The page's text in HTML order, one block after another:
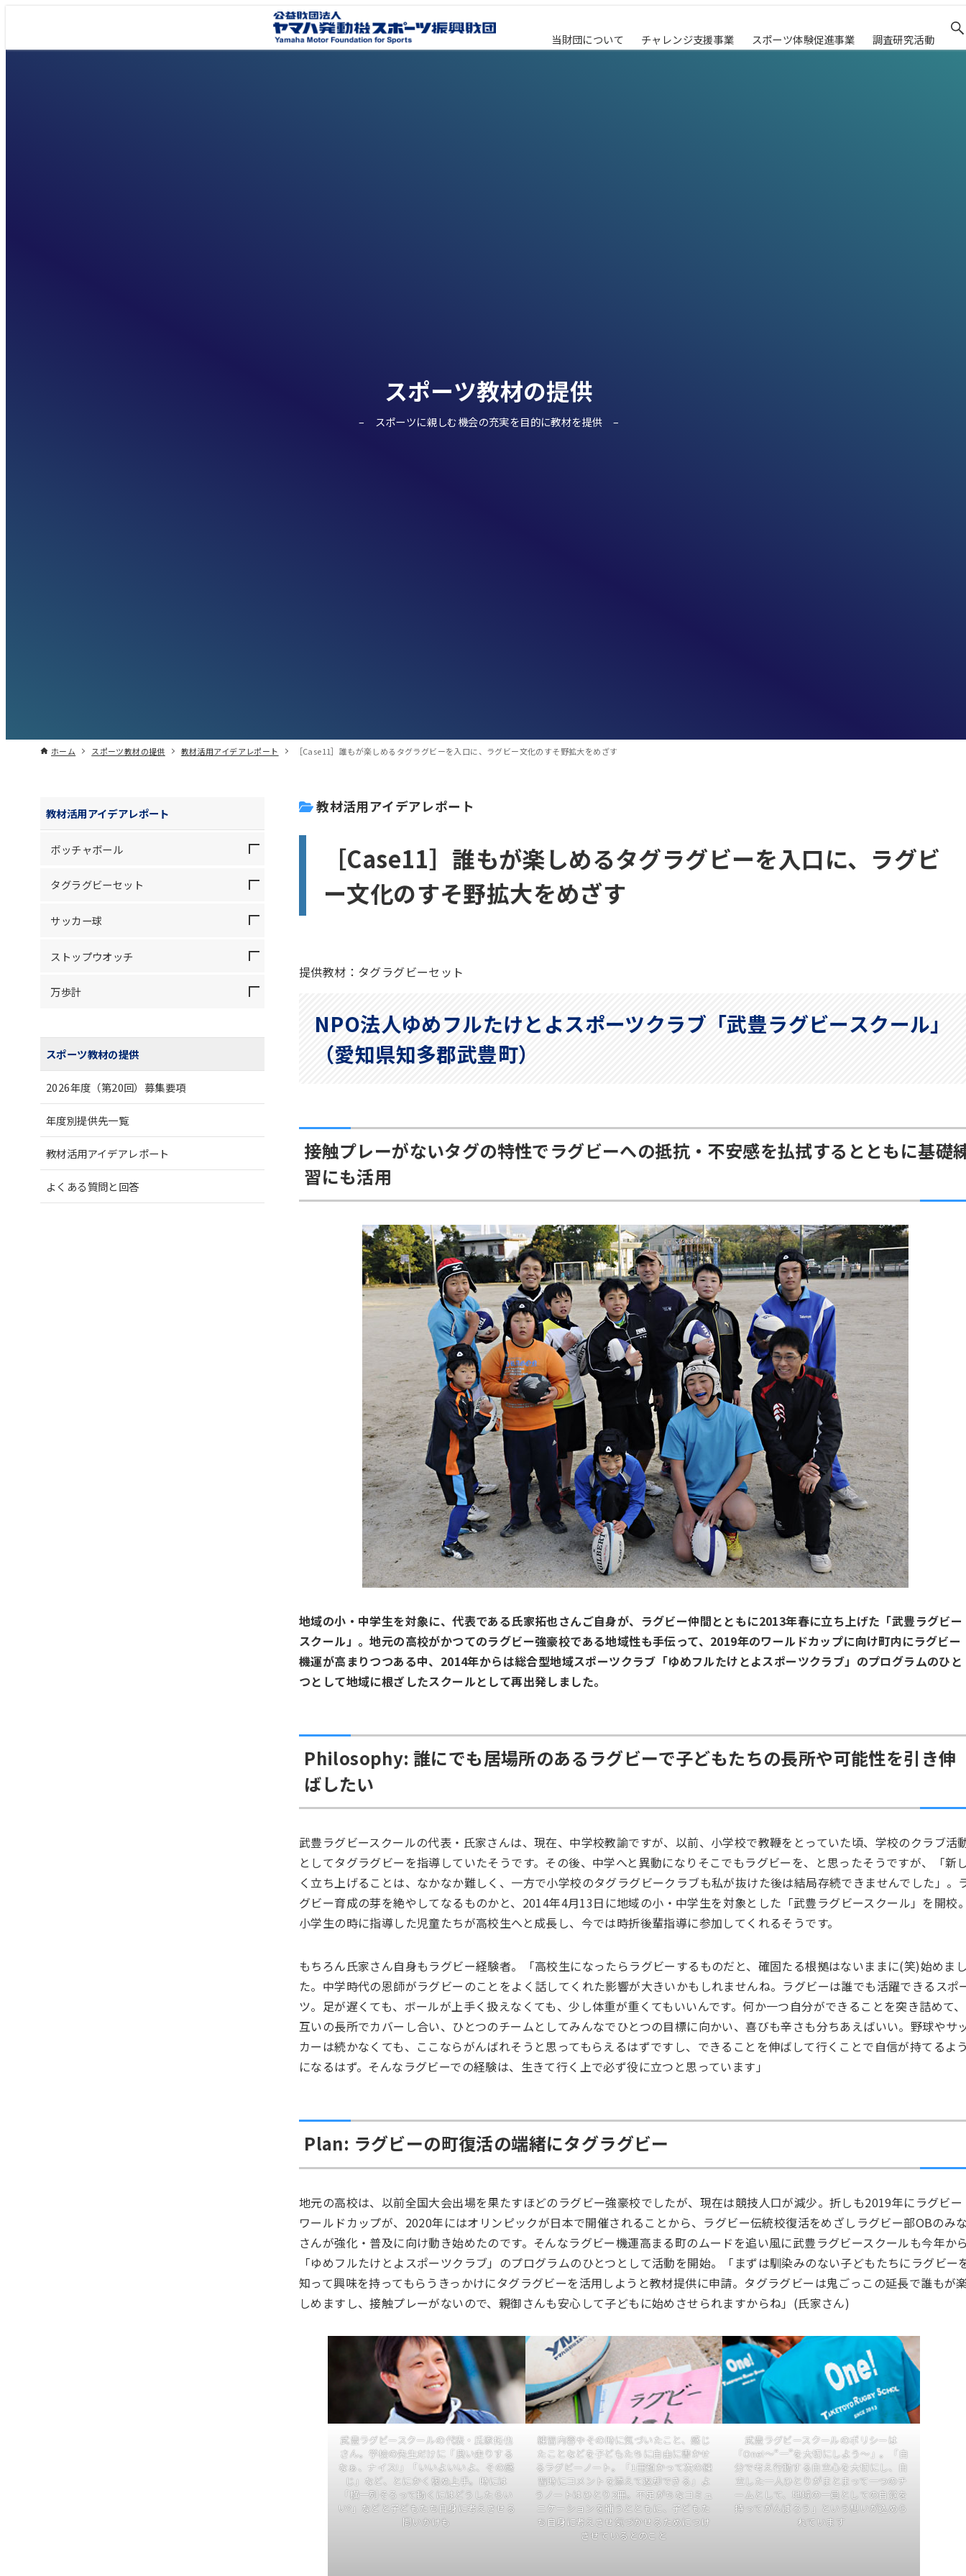
当財団について チャレンジ支援事業 スポーツ体験促進事業 調査研究活動
スポーツ教材の提供
スポーツに親しむ機会の充実を目的に教材を提供
ホーム スポーツ教材の提供 教材活用アイデアレポート ［Case11］誰もが楽しめるタグラグビーを入口に、ラグビー文化のすそ野拡大をめざす
教材活用アイデアレポート
［Case11］誰もが楽しめるタグラグビーを入口に、ラグビ
ー文化のすそ野拡大をめざす
提供教材：タグラグビーセット
NPO法人ゆめフルたけとよスポーツクラブ「武豊ラグビースクール」
（愛知県知多郡武豊町）
接触プレーがないタグの特性でラグビーへの抵抗・不安感を払拭するとともに基礎
習にも活用
地域の小・中学生を対象に、代表である氏家拓也さんご自身が、ラグビー仲間とともに2013年春に立ち上げた「武豊ラグビー
スクール」。地元の高校がかつてのラグビー強豪校である地域性も手伝って、2019年のワールドカップに向け町内にラグビー
機運が高まりつつある中、2014年からは総合型地域スポーツクラブ「ゆめフルたけとよスポーツクラブ」のプログラムのひと
つとして地域に根ざしたスクールとして再出発しました。
Philosophy: 誰にでも居場所のあるラグビーで子どもたちの長所や可能性を引き伸
ばしたい
武豊ラグビースクールの代表・氏家さんは、現在、中学校教諭ですが、以前、小学校で教鞭をとっていた頃、学校のクラブ活
としてタグラグビーを指導していたそうです。その後、中学へと異動になりそこでもラグビーを、と思ったそうですが、「新
く立ち上げることは、なかなか難しく、一方で小学校のタグラグビークラブも私が抜けた後は結局存続できませんでした」。
グビー育成の芽を絶やしてなるものかと、2014年4月13日に地域の小・中学生を対象とした「武豊ラグビースクール」を開校
小学生の時に指導した児童たちが高校生へと成長し、今では時折後輩指導に参加してくれるそうです。
もちろん氏家さん自身もラグビー経験者。「高校生になったらラグビーするものだと、確固たる根拠はないままに(笑)始めま
た。中学時代の恩師がラグビーのことをよく話してくれた影響が大きいかもしれませんね。ラグビーは誰でも活躍できるスポ
ツ。足が遅くても、ボールが上手く扱えなくても、少し体重が重くてもいいんです。何か一つ自分ができることを突き詰めて、
互いの長所でカバーし合い、ひとつのチームとしてみんなでひとつの目標に向かい、喜びも辛さも分ちあえばいい。野球やサ
カーは続かなくても、ここならがんばれそうと思ってもらえるはずですし、できることを伸ばして行くことで自信が持てるよ
になるはず。そんなラグビーでの経験は、生きて行く上で必ず役に立つと思っています」
Plan: ラグビーの町復活の端緒にタグラグビー
地元の高校は、以前全国大会出場を果たすほどのラグビー強豪校でしたが、現在は競技人口が減少。折しも2019年にラグビー
ワールドカップが、2020年にはオリンピックが日本で開催されることから、ラグビー伝統校復活をめざしラグビー部OBのみ
さんが強化・普及に向け動き始めたのです。そんなラグビー機運高まる町のムードを追い風に武豊ラグビースクールも今年か
「ゆめフルたけとよスポーツクラブ」のプログラムのひとつとして活動を開始。「まずは馴染みのない子どもたちにラグビー
知って興味を持ってもらうきっかけにタグラグビーを活用しようと教材提供に申請。タグラグビーは鬼ごっこの延長で誰もが
しめますし、接触プレーがないので、親御さんも安心して子どもに始めさせられますからね」(氏家さん)
武豊ラグビースクールの代表・氏家拓也
さん。学校の先生だけに「良い走りする
なぁ、ナイス!」「いいよいいよ、その感
じ」など、とにかく褒め上手。時には
「横一列そろって動くにはどうしたらい
い?」などと子どもたち自身に考えさせる
問いかけも
練習内容やその時に気づいたこと、感じ
たことなどを子どもたちに自由に書かせ
るラグビーノート。「1冊預かって次の練
習時にコメントを添えて返却できる」よ
うノートはひとり2冊。不足がちなコミュ
ニケーションを補うとともに、子どもた
ち自身に考えさせ気づかせるためにつけ
させているとのこと
武豊ラグビースクールのポリシーは
「One!〜“一”を大切にしよう〜」。「自
分で考え行動する自立心を大切にし、自
立した一人ひとりがまとまって一つのチ
ームとして、地域の一員としての自覚を
持ってがんばろう」という想いが込めら
れています
教材活用アイデアレポート
ボッチャボール
タグラグビーセット
サッカー球
ストップウオッチ
万歩計
スポーツ教材の提供
2026年度（第20回）募集要項
年度別提供先一覧
教材活用アイデアレポート
よくある質問と回答